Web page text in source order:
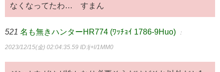
なくなってたわ… すまん
521 名も無きハンターHR774 (ﾜｯﾁｮｲ 1786-9Huo) ：
2023/12/15(金) 02:04:35.59 ID:Ij+l/1MM0